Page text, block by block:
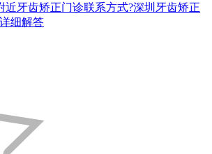
近牙齿矫正门诊联系方式?深圳牙齿矫正
细解答